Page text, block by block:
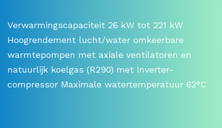
Verwarmingscapaciteit 26 kW tot 221 kW
Hoogrendement lucht/water omkeerbare
warmtepompen met axiale ventilatoren en
natuurlijk koelgas (R290) met Inverter-
compressor Maximale watertemperatuur 62°C